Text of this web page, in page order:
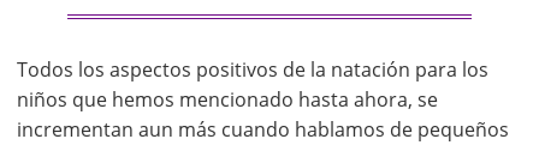
Todos los aspectos positivos de la natación para los
niños que hemos mencionado hasta ahora, se
incrementan aun más cuando hablamos de pequeños